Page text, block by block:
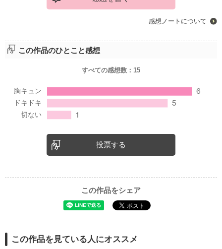
感想ノートについて
この作品のひとこと感想
すべての感想数： 15
投票する
この作品をシェア
この作品を見ている人にオススメ